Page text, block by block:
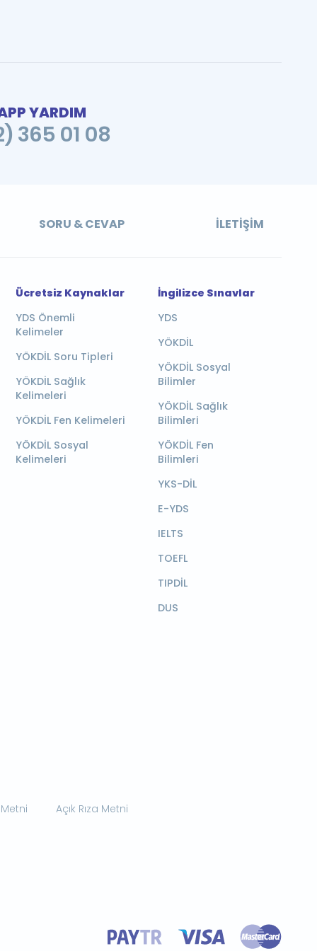
YARDIM
365 01 08
SORU & CEVAP İLETIŞIM
Ücretsiz Kaynaklar
YDS Önemli
Kelimeler
YÖKDİL Soru Tipleri
YÖKDİL Sağlık
Kelimeleri
YÖKDİL Fen Kelimeleri
YÖKDİL Sosyal
Kelimeleri
İngilizce Sınavlar
YDS
YÖKDİL
YÖKDİL Sosyal
Bilimler
YÖKDİL Sağlık
Bilimleri
YÖKDİL Fen
Bilimleri
YKS-DİL
E-YDS
IELTS
TOEFL
TIPDİL
DUS
Açık Rıza Metni